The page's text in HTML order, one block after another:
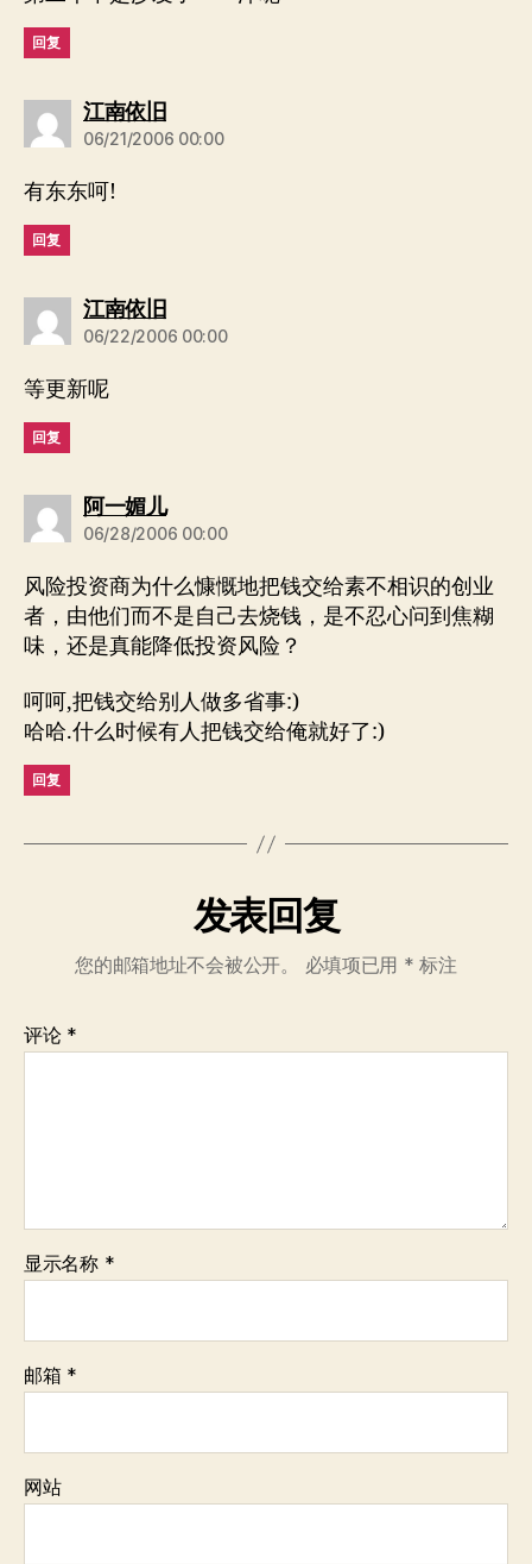
回复
江南依旧说：
06/21/2006 00:00
有东东呵!
回复
江南依旧说：
06/22/2006 00:00
等更新呢
回复
阿一媚儿说：
06/28/2006 00:00
风险投资商为什么慷慨地把钱交给素不相识的创业
者，由他们而不是自己去烧钱，是不忍心问到焦糊
味，还是真能降低投资风险？
呵呵,把钱交给别人做多省事:)
哈哈.什么时候有人把钱交给俺就好了:)
回复
发表回复
您的邮箱地址不会被公开。 必填项已用 * 标注
评论 *
显示名称 *
邮箱 *
网站